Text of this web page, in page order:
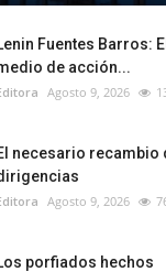
Fuentes Barros:
de acción...
Agosto 9, 2026
necesario recambio
Agosto 9, 2026
porfiados hechos